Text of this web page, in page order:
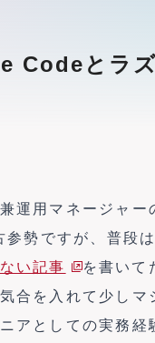
Codeとラ
運用マネージャー
勢ですが、普段
い記事
を書いて
合を入れて少しマ
アとしての実務経